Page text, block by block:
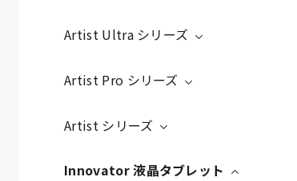
Artist Ultra シリーズ
Artist Pro シリーズ
Artist シリーズ
Innovator 液晶タブレット